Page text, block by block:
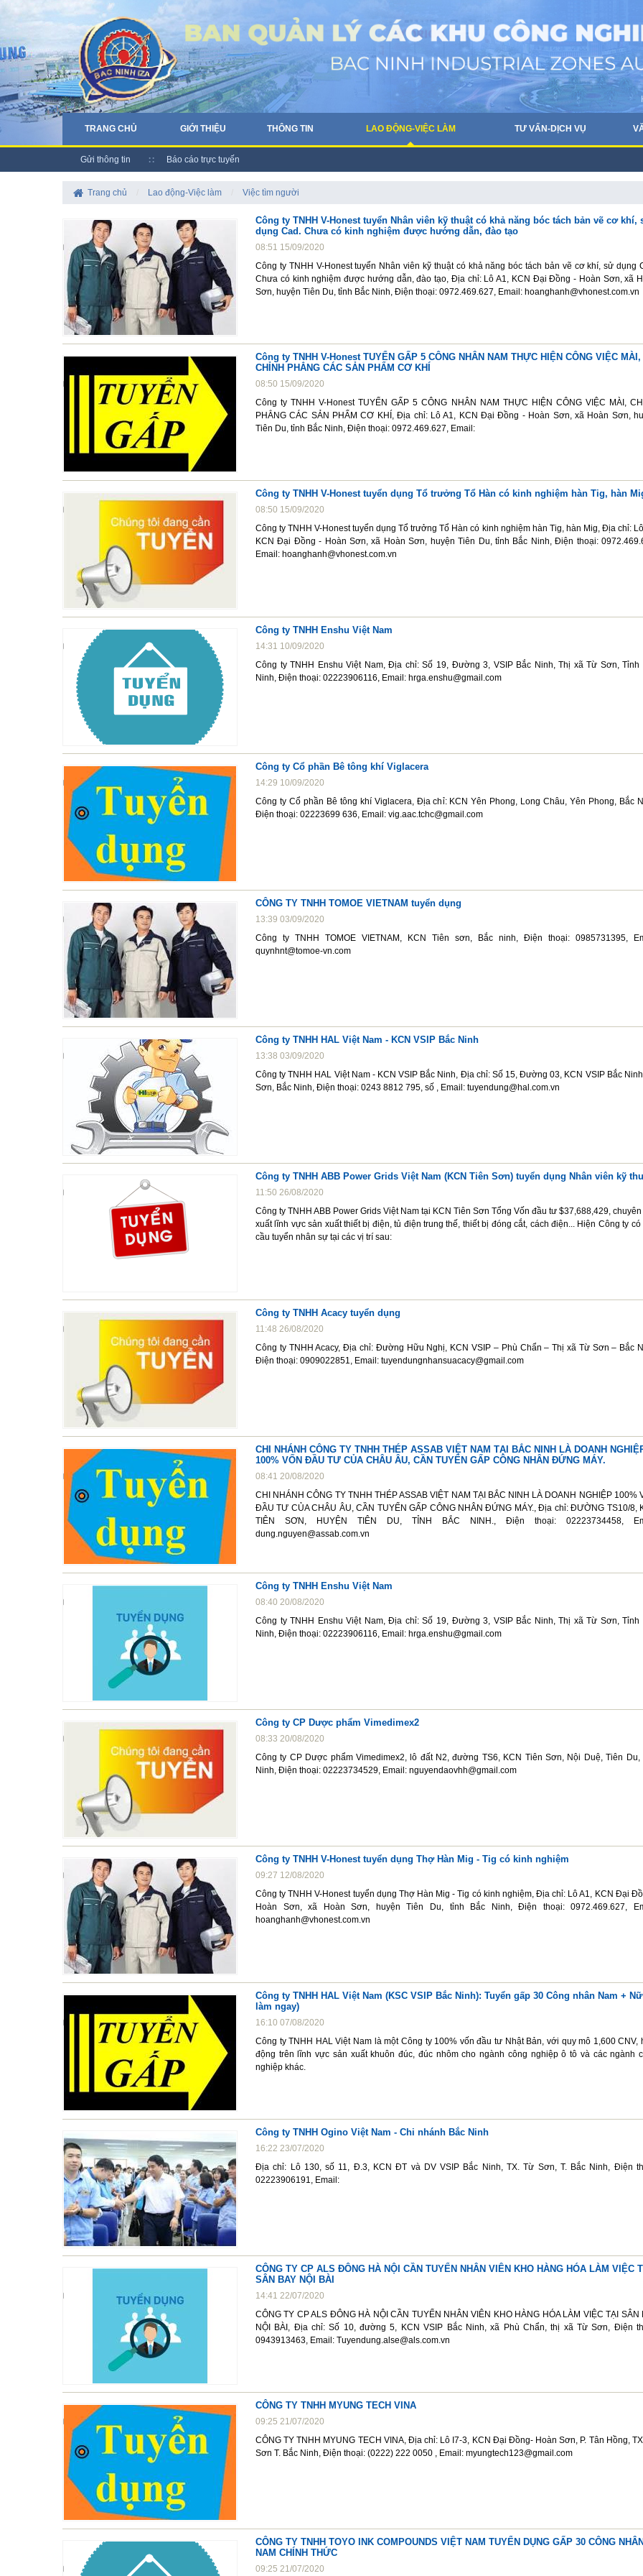
TRANG CHỦ GIỚI THIỆU THÔNG TIN LAO ĐỘNG-VIỆC LÀM TƯ VẤN-DỊCH VỤ
Gửi thông tin Báo cáo trực tuyến
Trang chủ Lao động-Việc làm Việc tìm người
Công ty TNHH V-Honest tuyển Nhân viên kỹ thuật có khả năng bóc tách bản vẽ cơ khí,
dụng Cad. Chưa có kinh nghiệm được hướng dẫn, đào tạo
08:51 15/09/2020
Công ty TNHH V-Honest tuyển Nhân viên kỹ thuật có khả năng bóc tách bản vẽ cơ khí, sử dụng
Chưa có kinh nghiệm được hướng dẫn, đào tạo, Địa chỉ: Lô A1, KCN Đại Đồng - Hoàn Sơn, xã
Sơn, huyện Tiên Du, tỉnh Bắc Ninh, Điện thoại: 0972.469.627, Email: hoanghanh@vhonest.com.vn
Công ty TNHH V-Honest TUYỂN GẤP 5 CÔNG NHÂN NAM THỰC HIỆN CÔNG VIỆC MÀI,
CHỈNH PHẲNG CÁC SẢN PHẨM CƠ KHÍ
08:50 15/09/2020
Công ty TNHH V-Honest TUYỂN GẤP 5 CÔNG NHÂN NAM THỰC HIỆN CÔNG VIỆC MÀI,
PHẲNG CÁC SẢN PHẨM CƠ KHÍ, Địa chỉ: Lô A1, KCN Đại Đồng - Hoàn Sơn, xã Hoàn Sơn,
Tiên Du, tỉnh Bắc Ninh, Điện thoại: 0972.469.627, Email:
Công ty TNHH V-Honest tuyển dụng Tổ trưởng Tổ Hàn có kinh nghiệm hàn Tig, hàn
08:50 15/09/2020
Công ty TNHH V-Honest tuyển dụng Tổ trưởng Tổ Hàn có kinh nghiệm hàn Tig, hàn Mig, Địa chỉ:
KCN Đại Đồng - Hoàn Sơn, xã Hoàn Sơn, huyện Tiên Du, tỉnh Bắc Ninh, Điện thoại:
Email: hoanghanh@vhonest.com.vn
Công ty TNHH Enshu Việt Nam
14:31 10/09/2020
Công ty TNHH Enshu Việt Nam, Địa chỉ: Số 19, Đường 3, VSIP Bắc Ninh, Thị xã Từ Sơn, Tỉnh
Ninh, Điện thoại: 02223906116, Email: hrga.enshu@gmail.com
Công ty Cổ phần Bê tông khí Viglacera
14:29 10/09/2020
Công ty Cổ phần Bê tông khí Viglacera, Địa chỉ: KCN Yên Phong, Long Châu, Yên Phong, Bắc
Điện thoại: 02223699 636, Email: vig.aac.tchc@gmail.com
CÔNG TY TNHH TOMOE VIETNAM tuyển dụng
13:39 03/09/2020
Công ty TNHH TOMOE VIETNAM, KCN Tiên sơn, Bắc ninh, Điện thoại: 0985731395,
quynhnt@tomoe-vn.com
Công ty TNHH HAL Việt Nam - KCN VSIP Bắc Ninh
13:38 03/09/2020
Công ty TNHH HAL Việt Nam - KCN VSIP Bắc Ninh, Địa chỉ: Số 15, Đường 03, KCN VSIP Bắc
Sơn, Bắc Ninh, Điện thoại: 0243 8812 795, số , Email: tuyendung@hal.com.vn
Công ty TNHH ABB Power Grids Việt Nam (KCN Tiên Sơn) tuyển dụng Nhân viên kỹ
11:50 26/08/2020
Công ty TNHH ABB Power Grids Việt Nam tại KCN Tiên Sơn Tổng Vốn đầu tư $37,688,429, chuyên
xuất lĩnh vực sản xuất thiết bị điện, tủ điện trung thế, thiết bị đóng cắt, cách điện... Hiện Công ty có
cầu tuyển nhân sự tại các vị trí sau:
Công ty TNHH Acacy tuyển dụng
11:48 26/08/2020
Công ty TNHH Acacy, Địa chỉ: Đường Hữu Nghị, KCN VSIP – Phù Chẩn – Thị xã Từ Sơn – Bắc
Điện thoại: 0909022851, Email: tuyendungnhansuacacy@gmail.com
CHI NHÁNH CÔNG TY TNHH THÉP ASSAB VIỆT NAM TẠI BẮC NINH LÀ DOANH
100% VỐN ĐẦU TƯ CỦA CHÂU ÂU, CẦN TUYỂN GẤP CÔNG NHÂN ĐỨNG MÁY.
08:41 20/08/2020
CHI NHÁNH CÔNG TY TNHH THÉP ASSAB VIỆT NAM TẠI BẮC NINH LÀ DOANH NGHIỆP 100%
ĐẦU TƯ CỦA CHÂU ÂU, CẦN TUYỂN GẤP CÔNG NHÂN ĐỨNG MÁY., Địa chỉ: ĐƯỜNG TS10/8,
TIÊN SƠN, HUYỆN TIÊN DU, TỈNH BẮC NINH., Điện thoại: 02223734458,
dung.nguyen@assab.com.vn
Công ty TNHH Enshu Việt Nam
08:40 20/08/2020
Công ty TNHH Enshu Việt Nam, Địa chỉ: Số 19, Đường 3, VSIP Bắc Ninh, Thị xã Từ Sơn, Tỉnh
Ninh, Điện thoại: 02223906116, Email: hrga.enshu@gmail.com
Công ty CP Dược phẩm Vimedimex2
08:33 20/08/2020
Công ty CP Dược phẩm Vimedimex2, lô đất N2, đường TS6, KCN Tiên Sơn, Nội Duệ, Tiên Du,
Ninh, Điện thoại: 02223734529, Email: nguyendaovhh@gmail.com
Công ty TNHH V-Honest tuyển dụng Thợ Hàn Mig - Tig có kinh nghiệm
09:27 12/08/2020
Công ty TNHH V-Honest tuyển dụng Thợ Hàn Mig - Tig có kinh nghiệm, Địa chỉ: Lô A1, KCN Đại
Hoàn Sơn, xã Hoàn Sơn, huyện Tiên Du, tỉnh Bắc Ninh, Điện thoại: 0972.469.627,
hoanghanh@vhonest.com.vn
Công ty TNHH HAL Việt Nam (KSC VSIP Bắc Ninh): Tuyển gấp 30 Công nhân Nam +
làm ngay)
16:10 07/08/2020
Công ty TNHH HAL Việt Nam là một Công ty 100% vốn đầu tư Nhật Bản, với quy mô 1,600 CNV,
động trên lĩnh vực sản xuất khuôn đúc, đúc nhôm cho ngành công nghiệp ô tô và các ngành
nghiệp khác.
Công ty TNHH Ogino Việt Nam - Chi nhánh Bắc Ninh
16:22 23/07/2020
Địa chỉ: Lô 130, số 11, Đ.3, KCN ĐT và DV VSIP Bắc Ninh, TX. Từ Sơn, T. Bắc Ninh, Điện
02223906191, Email:
CÔNG TY CP ALS ĐÔNG HÀ NỘI CẦN TUYỂN NHÂN VIÊN KHO HÀNG HÓA LÀM VIỆC
SÂN BAY NỘI BÀI
14:41 22/07/2020
CÔNG TY CP ALS ĐÔNG HÀ NỘI CẦN TUYỂN NHÂN VIÊN KHO HÀNG HÓA LÀM VIỆC TẠI SÂN
NỘI BÀI, Địa chỉ: Số 10, đường 5, KCN VSIP Bắc Ninh, xã Phù Chẩn, thị xã Từ Sơn, Điện
0943913463, Email: Tuyendung.alse@als.com.vn
CÔNG TY TNHH MYUNG TECH VINA
09:25 21/07/2020
CÔNG TY TNHH MYUNG TECH VINA, Địa chỉ: Lô I7-3, KCN Đại Đồng- Hoàn Sơn, P. Tân Hồng,
Sơn T. Bắc Ninh, Điện thoại: (0222) 222 0050 , Email: myungtech123@gmail.com
CÔNG TY TNHH TOYO INK COMPOUNDS VIỆT NAM TUYỂN DỤNG GẤP 30 CÔNG NHÂN
NAM CHÍNH THỨC
09:25 21/07/2020